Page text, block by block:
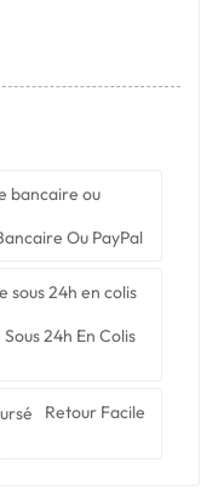
Ou PayPal
24h En Colis
Retour Facile